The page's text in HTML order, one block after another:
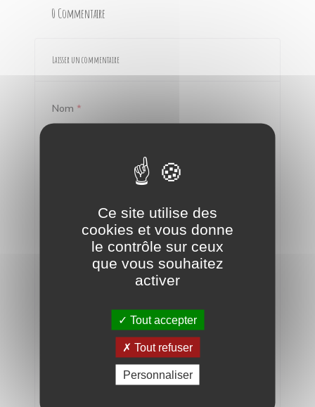
0 Commentaire
Laisser un commentaire
Nom *
Ce site utilise des
cookies et vous donne
le contrôle sur ceux
que vous souhaitez
activer
Tout accepter
Tout refuser
Personnaliser